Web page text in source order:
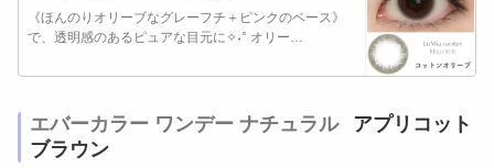
《ほんのりオリーブなグレーフチ＋ピンクのベース》
で、透明感のあるピュアな目元に✧˖° オリー…
エバーカラー ワンデー ナチュラル
アプリコット
ブラウン